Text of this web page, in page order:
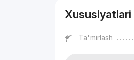
Xususiyatlari
Ta'mirlash